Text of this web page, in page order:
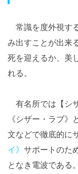
常識を度外視す
み出すことが出来
死を迎えるか、美
れる。
有名所では【シ
《シザー・ラブ
文などで徹底的に
イ》 サポートのた
となき電波である